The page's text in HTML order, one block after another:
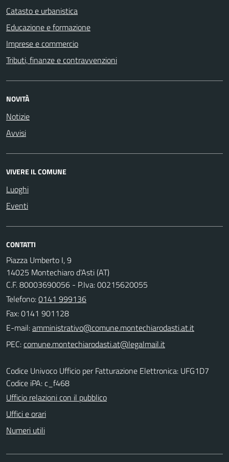
Catasto e urbanistica
Educazione e formazione
Imprese e commercio
Tributi, finanze e contravvenzioni
NOVITÀ
Notizie
Avvisi
VIVERE IL COMUNE
Luoghi
Eventi
CONTATTI
Piazza Umberto I, 9
14025 Montechiaro d'Asti (AT)
C.F. 80003690056 - P.Iva: 00215620055
Telefono:0141 999136
Fax: 0141 901128
E-mail:
PEC:
Codice Univoco Ufficio per Fatturazione Elettronica: UFG1D7
Codice iPA: c_f468
Ufficio relazioni con il pubblico
Uffici e orari
Numeri utili